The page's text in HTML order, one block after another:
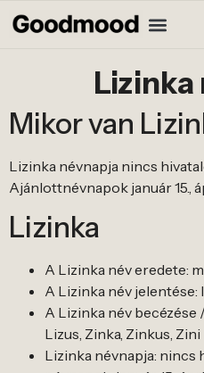
Lizinka
Mikor van
Lizinka névnapja nincs
Ajánlottnévnapok január 15.,
Lizinka
A Lizinka név eredete:
A Lizinka név jelentése:
A Lizinka név becézése
Lizus, Zinka, Zinkus, Zini
Lizinka névnapja: nincs